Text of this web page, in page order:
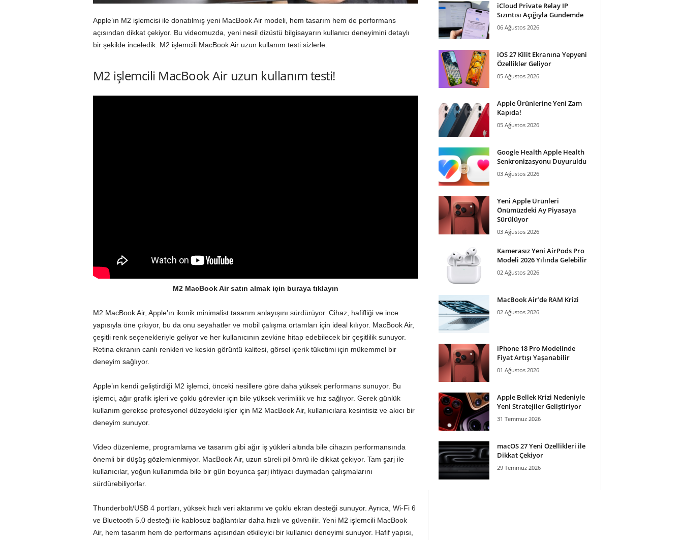
Apple’ın M2 işlemcisi ile donatılmış yeni MacBook Air modeli, hem tasarım hem de performans
açısından dikkat çekiyor. Bu videomuzda, yeni nesil dizüstü bilgisayarın kullanıcı deneyimini detaylı
bir şekilde inceledik. M2 işlemcili MacBook Air uzun kullanım testi sizlerle.
M2 işlemcili MacBook Air uzun kullanım testi!
M2 MacBook Air satın almak için buraya tıklayın
M2 MacBook Air, Apple’ın ikonik minimalist tasarım anlayışını sürdürüyor. Cihaz, hafifliği ve ince
yapısıyla öne çıkıyor, bu da onu seyahatler ve mobil çalışma ortamları için ideal kılıyor. MacBook Air,
çeşitli renk seçenekleriyle geliyor ve her kullanıcının zevkine hitap edebilecek bir çeşitlilik sunuyor.
Retina ekranın canlı renkleri ve keskin görüntü kalitesi, görsel içerik tüketimi için mükemmel bir
deneyim sağlıyor.
Apple’ın kendi geliştirdiği M2 işlemci, önceki nesillere göre daha yüksek performans sunuyor. Bu
işlemci, ağır grafik işleri ve çoklu görevler için bile yüksek verimlilik ve hız sağlıyor. Gerek günlük
kullanım gerekse profesyonel düzeydeki işler için M2 MacBook Air, kullanıcılara kesintisiz ve akıcı bir
deneyim sunuyor.
Video düzenleme, programlama ve tasarım gibi ağır iş yükleri altında bile cihazın performansında
önemli bir düşüş gözlemlenmiyor. MacBook Air, uzun süreli pil ömrü ile dikkat çekiyor. Tam şarj ile
kullanıcılar, yoğun kullanımda bile bir gün boyunca şarj ihtiyacı duymadan çalışmalarını
sürdürebiliyorlar.
Thunderbolt/USB 4 portları, yüksek hızlı veri aktarımı ve çoklu ekran desteği sunuyor. Ayrıca, Wi-Fi 6
ve Bluetooth 5.0 desteği ile kablosuz bağlantılar daha hızlı ve güvenilir. Yeni M2 işlemcili MacBook
Air, hem tasarım hem de performans açısından etkileyici bir kullanıcı deneyimi sunuyor. Hafif yapısı,
iCloud Private Relay IP
Sızıntısı Açığıyla Gündemde
06 Ağustos 2026
iOS 27 Kilit Ekranına Yepyeni
Özellikler Geliyor
05 Ağustos 2026
Apple Ürünlerine Yeni Zam
Kapıda!
05 Ağustos 2026
Google Health Apple Health
Senkronizasyonu Duyuruldu
03 Ağustos 2026
Yeni Apple Ürünleri
Önümüzdeki Ay Piyasaya
Sürülüyor
03 Ağustos 2026
Kamerasız Yeni AirPods Pro
Modeli 2026 Yılında Gelebilir
02 Ağustos 2026
MacBook Air’de RAM Krizi
02 Ağustos 2026
iPhone 18 Pro Modelinde
Fiyat Artışı Yaşanabilir
01 Ağustos 2026
Apple Bellek Krizi Nedeniyle
Yeni Stratejiler Geliştiriyor
31 Temmuz 2026
macOS 27 Yeni Özellikleri ile
Dikkat Çekiyor
29 Temmuz 2026